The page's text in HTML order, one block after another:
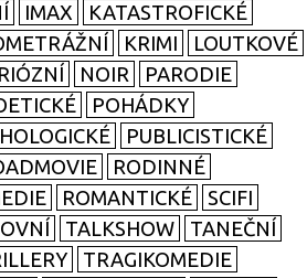
IMAX
KATASTROFICKÉ
KRIMI
LOUTKOVÉ
NOIR
PARODIE
POHÁDKY
PUBLICISTICKÉ
RODINNÉ
ROMANTICKÉ
SCIFI
TALKSHOW
TANEČNÍ
TRAGIKOMEDIE